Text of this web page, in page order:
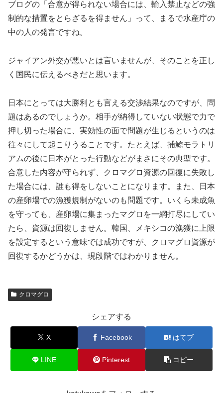
ブログの「合意が得られない場合には、輸入禁止などの強
制的な措置をとらざるを得ません」って、まるで水産庁の
中の人の発言ですね。
ジャイアン外交が悪いとは言いませんが、そのことを正し
く国民に伝えるべきだと思います。
日本にとっては大勝利とも言える交渉結果なのですが、問
題はあるのでしょうか。相手が納得していない状態で力で
押し切った場合に、実効性の面で問題が生じるというのは
往々にして起こりうることです。たとえば、捕鯨モラトリ
アムの後に日本がとった行動などがまさにその典型です。
合意した内容が守られず、クロマグロ資源の回復に失敗し
た場合には、誰も得をしないことになります。また、日本
の産卵場での漁獲規制がないのも問題です。いくら未成魚
を守っても、産卵場に集まったマグロを一網打尽にしてい
たら、資源は回復しません。韓国、メキシコの漁獲に上限
を設定するという意味では成功ですが、クロマグロ資源が
回復するかどうかは、現段階ではわかりません。
クロマグロ
シェアする
X Facebook はてブ
LINE Pinterest コピー